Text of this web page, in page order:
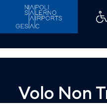
Dettaglio -
Volo Non